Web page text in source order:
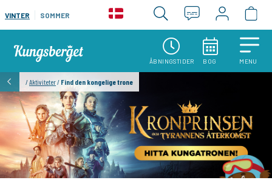
ÅBNINGSTIDER BOG MENU
/Aktiviteter/ Find den kongelige trone
VINTER SOMMER